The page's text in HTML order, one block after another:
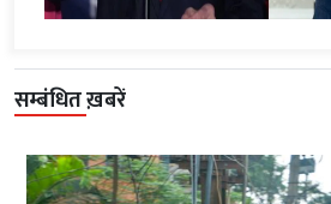
सम्बंधित ख़बरें